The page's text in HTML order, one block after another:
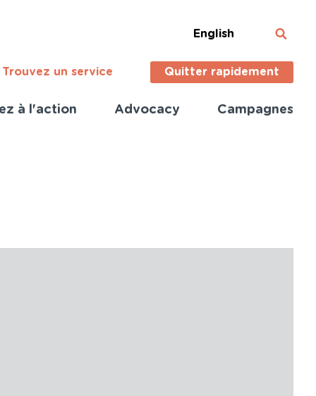
English
Trouvez un service Quitter rapidement
à l'action Advocacy Campagnes